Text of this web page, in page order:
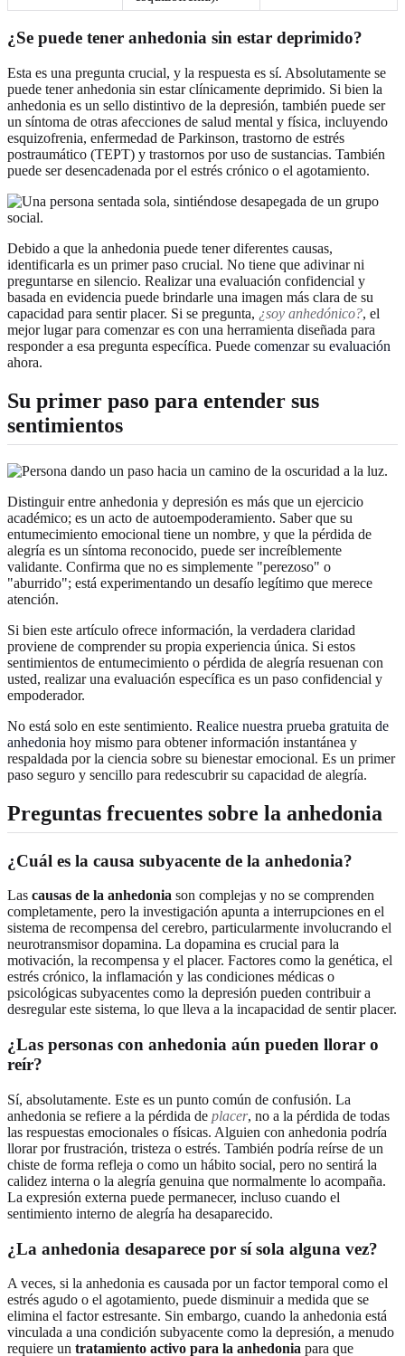
¿Se puede tener anhedonia sin estar deprimido?
Esta es una pregunta crucial, y la respuesta es sí. Absolutamente se
puede tener anhedonia sin estar clínicamente deprimido. Si bien la
anhedonia es un sello distintivo de la depresión, también puede ser
un síntoma de otras afecciones de salud mental y física, incluyendo
esquizofrenia, enfermedad de Parkinson, trastorno de estrés
postraumático (TEPT) y trastornos por uso de sustancias. También
puede ser desencadenada por el estrés crónico o el agotamiento.
Debido a que la anhedonia puede tener diferentes causas,
identificarla es un primer paso crucial. No tiene que adivinar ni
preguntarse en silencio. Realizar una evaluación confidencial y
basada en evidencia puede brindarle una imagen más clara de su
capacidad para sentir placer. Si se pregunta, ¿soy anhedónico?, el
mejor lugar para comenzar es con una herramienta diseñada para
responder a esa pregunta específica. Puede comenzar su evaluación
ahora.
Su primer paso para entender sus
sentimientos
Distinguir entre anhedonia y depresión es más que un ejercicio
académico; es un acto de autoempoderamiento. Saber que su
entumecimiento emocional tiene un nombre, y que la pérdida de
alegría es un síntoma reconocido, puede ser increíblemente
validante. Confirma que no es simplemente "perezoso" o
"aburrido"; está experimentando un desafío legítimo que merece
atención.
Si bien este artículo ofrece información, la verdadera claridad
proviene de comprender su propia experiencia única. Si estos
sentimientos de entumecimiento o pérdida de alegría resuenan con
usted, realizar una evaluación específica es un paso confidencial y
empoderador.
No está solo en este sentimiento. Realice nuestra prueba gratuita de
anhedonia hoy mismo para obtener información instantánea y
respaldada por la ciencia sobre su bienestar emocional. Es un primer
paso seguro y sencillo para redescubrir su capacidad de alegría.
Preguntas frecuentes sobre la anhedonia
¿Cuál es la causa subyacente de la anhedonia?
Las causas de la anhedonia son complejas y no se comprenden
completamente, pero la investigación apunta a interrupciones en el
sistema de recompensa del cerebro, particularmente involucrando el
neurotransmisor dopamina. La dopamina es crucial para la
motivación, la recompensa y el placer. Factores como la genética, el
estrés crónico, la inflamación y las condiciones médicas o
psicológicas subyacentes como la depresión pueden contribuir a
desregular este sistema, lo que lleva a la incapacidad de sentir placer.
¿Las personas con anhedonia aún pueden llorar o
reír?
Sí, absolutamente. Este es un punto común de confusión. La
anhedonia se refiere a la pérdida de placer, no a la pérdida de todas
las respuestas emocionales o físicas. Alguien con anhedonia podría
llorar por frustración, tristeza o estrés. También podría reírse de un
chiste de forma refleja o como un hábito social, pero no sentirá la
calidez interna o la alegría genuina que normalmente lo acompaña.
La expresión externa puede permanecer, incluso cuando el
sentimiento interno de alegría ha desaparecido.
¿La anhedonia desaparece por sí sola alguna vez?
A veces, si la anhedonia es causada por un factor temporal como el
estrés agudo o el agotamiento, puede disminuir a medida que se
elimina el factor estresante. Sin embargo, cuando la anhedonia está
vinculada a una condición subyacente como la depresión, a menudo
requiere un tratamiento activo para la anhedonia para que